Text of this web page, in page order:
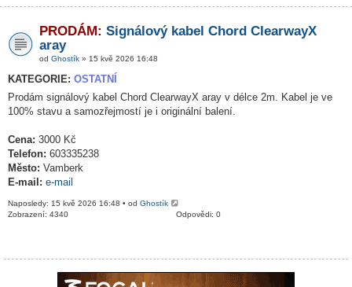
PRODÁM: Signálový kabel Chord ClearwayX
aray
od Ghostík » 15 kvě 2026 16:48
KATEGORIE: OSTATNÍ
Prodám signálový kabel Chord ClearwayX aray v délce 2m. Kabel je ve
100% stavu a samozřejmostí je i originální balení.
Cena: 3000 Kč
Telefon: 603335238
Město: Vamberk
E-mail: e-mail
Naposledy: 15 kvě 2026 16:48 • od Ghostík
Odpovědi: 0
Zobrazení: 4340